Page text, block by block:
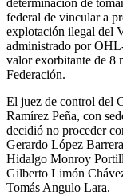
federal de vincular a
explotación ilegal del
administrado por
valor exorbitante de 8
Federación.
El juez de control del
Ramírez Peña, con
decidió no proceder
Gerardo López
Hidalgo Monroy
Gilberto Limón
Tomás Angulo Lara.